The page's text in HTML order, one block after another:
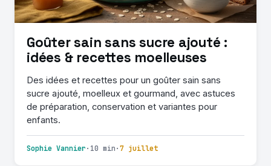
Goûter sain sans sucre ajouté :
idées & recettes moelleuses
Des idées et recettes pour un goûter sain sans
sucre ajouté, moelleux et gourmand, avec astuces
de préparation, conservation et variantes pour
enfants.
Sophie Vannier · 10 min · 7 juillet